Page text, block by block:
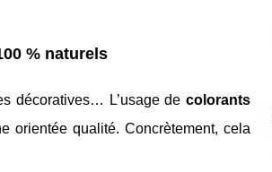
% naturels
décoratives… L’usage de colorants
orientée qualité. Concrètement, cela